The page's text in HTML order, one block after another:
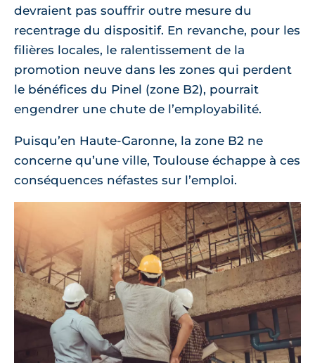
devraient pas souffrir outre mesure du
recentrage du dispositif. En revanche, pour les
filières locales, le ralentissement de la
promotion neuve dans les zones qui perdent
le bénéfices du Pinel (zone B2), pourrait
engendrer une chute de l’employabilité.
Puisqu’en Haute-Garonne, la zone B2 ne
concerne qu’une ville, Toulouse échappe à ces
conséquences néfastes sur l’emploi.